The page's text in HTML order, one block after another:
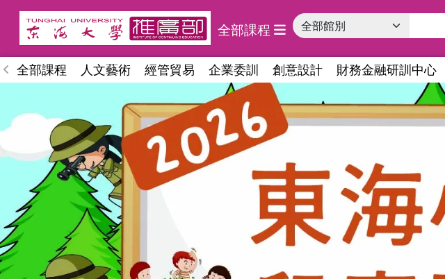
全部課程
全部課程 人文藝術 經管貿易 企業委訓 創意設計 財務金融研訓中心